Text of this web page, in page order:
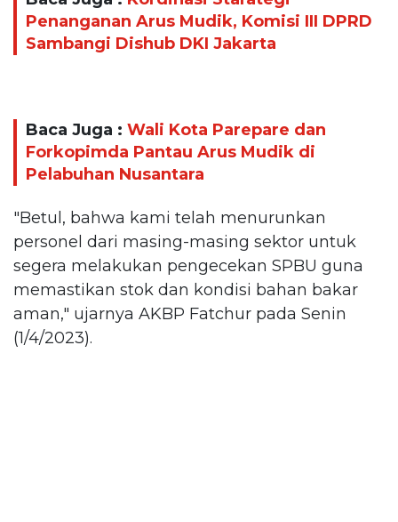
Penanganan Arus Mudik, Komisi III DPRD
Sambangi Dishub DKI Jakarta
Baca Juga : Wali Kota Parepare dan
Forkopimda Pantau Arus Mudik di
Pelabuhan Nusantara
"Betul, bahwa kami telah menurunkan
personel dari masing-masing sektor untuk
segera melakukan pengecekan SPBU guna
memastikan stok dan kondisi bahan bakar
aman," ujarnya AKBP Fatchur pada Senin
(1/4/2023).